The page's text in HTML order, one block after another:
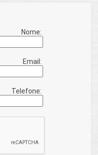
Nome:
Email:
Telefone: